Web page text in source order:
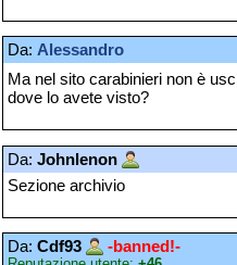
Da: Alessandro
Ma nel sito carabinieri non è
dove lo avete visto?
Da: Johnlenon
Sezione archivio
Da: Cdf93 -banned!-